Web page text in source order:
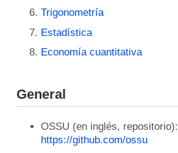
Trigonometría
Estadística
Economía cuantitativa
General
OSSU (en inglés, repositorio):
https://github.com/ossu